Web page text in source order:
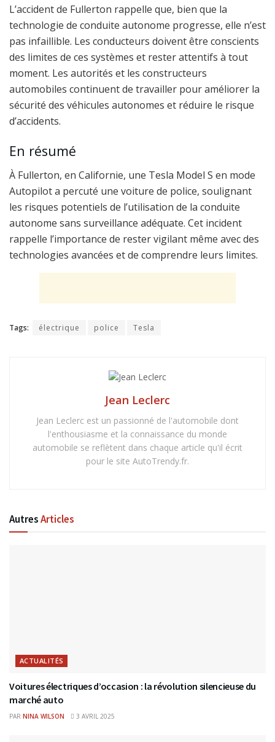
L’accident de Fullerton rappelle que, bien que la
technologie de conduite autonome progresse, elle n’est
pas infaillible. Les conducteurs doivent être conscients
des limites de ces systèmes et rester attentifs à tout
moment. Les autorités et les constructeurs
automobiles continuent de travailler pour améliorer la
sécurité des véhicules autonomes et réduire le risque
d’accidents.
En résumé
À Fullerton, en Californie, une Tesla Model S en mode
Autopilot a percuté une voiture de police, soulignant
les risques potentiels de l’utilisation de la conduite
autonome sans surveillance adéquate. Cet incident
rappelle l’importance de rester vigilant même avec des
technologies avancées et de comprendre leurs limites.
Tags: électrique police Tesla
Jean Leclerc
Jean Leclerc est un passionné de l'automobile dont
l'enthousiasme et la connaissance du monde
automobile se reflètent dans chaque article qu'il écrit
pour le site AutoTrendy.fr.
AutresArticles
ACTUALITÉS
Voitures électriques d’occasion : la révolution silencieuse du
marché auto
PAR NINA WILSON 3 AVRIL 2025